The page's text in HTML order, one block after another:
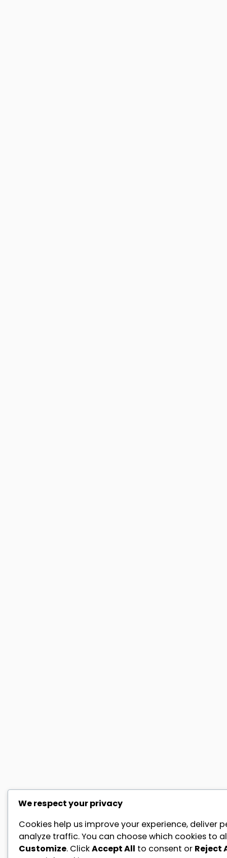
We respect your privacy
Cookies help us improve your experience, deliver
analyze traffic. You can choose which cookies to
Customize. ClickAccept All to consent or Reject